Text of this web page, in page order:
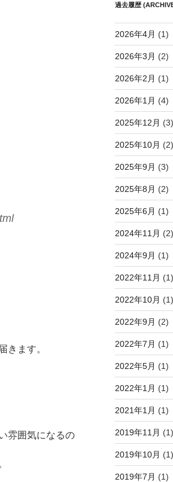
きます。
雰囲気になるの
過去履歴
2026年4月 (1)
2026年3月 (2)
2026年2月 (1)
2026年1月 (4)
2025年12月 (3)
2025年10月 (2)
2025年9月 (3)
2025年8月 (2)
2025年6月 (1)
2024年11月 (2)
2024年9月 (1)
2022年11月 (1)
2022年10月 (1)
2022年9月 (2)
2022年7月 (1)
2022年5月 (1)
2022年1月 (1)
2021年1月 (1)
2019年11月 (1)
2019年10月 (1)
2019年7月 (1)